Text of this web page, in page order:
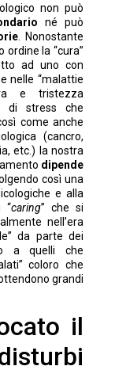
non può
né può
. Nonostante
la “cura”
ad uno con
nelle “malattie
e tristezza
di stress che
come anche
(cancro,
etc.) la nostra
dipende
così una
e alla
“caring” che si
nell’era
da parte dei
a quelli che
coloro che
grandi
il